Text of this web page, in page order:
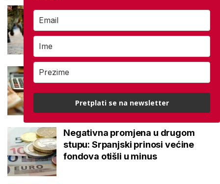
Mirovine branitelja: Dijele se u
140.000 umirovljenika
Što je MIREX i kako se računa?
Važna brojka za kategoriju štednje
u drugom stupu
Negativna promjena u drugom
stupu: Srpanjski prinosi većine
fondova otišli u minus
Pretplati se na newsletter